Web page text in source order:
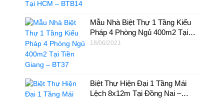
Mẫu Nhà Biệt Thự 1 Tầng Kiểu
Pháp 4 Phòng Ngủ 400m2 Tại
Tiền Giang – BT37
18/06/2021
Biệt Thự Hiện Đại 1 Tầng Mái
Lệch 8x12m Tại Đồng Nai –